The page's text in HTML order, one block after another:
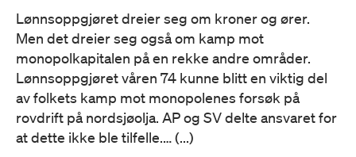
Lønnsoppgjøret dreier seg om kroner og ører.
Men det dreier seg også om kamp mot
monopolkapitalen på en rekke andre områder.
Lønnsoppgjøret våren 74 kunne blitt en viktig del
av folkets kamp mot monopolenes forsøk på
rovdrift på nordsjøolja. AP og SV delte ansvaret for
at dette ikke ble tilfelle.… (...)